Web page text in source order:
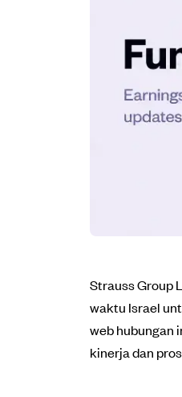
Strauss Group
waktu Israel
web hubungan
kinerja dan